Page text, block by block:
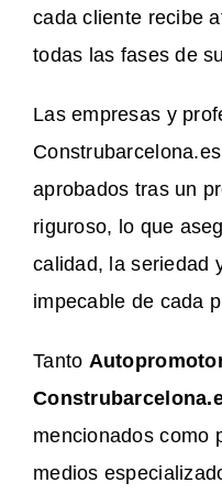
cada cliente recibe
todas las fases de
Las empresas y
aprobados tras un
riguroso, lo que
calidad, la seriedad
impecable de cada
Tanto
mencionados como
medios